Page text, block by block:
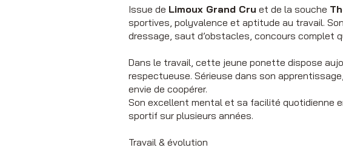
Issue de Limoux Grand Cru et de la souche
sportives, polyvalence et aptitude au travail.
dressage, saut d’obstacles, concours complet
Dans le travail, cette jeune ponette dispose
respectueuse. Sérieuse dans son
envie de coopérer.
Son excellent mental et sa facilité quotidienne
sportif sur plusieurs années.
Travail & évolution